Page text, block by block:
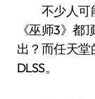
不少人可能
《巫师3》都
出？而任天
DLSS。